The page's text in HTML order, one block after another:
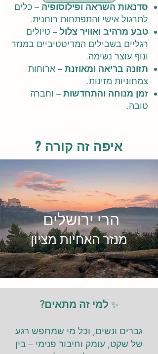
סדנאות השראה ופילוסופיה – כלים
לתרגול אישי והתפתחות רוחנית.
טבע מרהיב ואוויר צלול – טיולים
רגליים בשבילים המדיטטיביים במנזר
ונוף עוצר נשימה.
תזונה בריאה ומאוזנת – ארוחות
צמחוניות מזינות.
זמן מנוחה והתחדשות – וחברה
טובה.
איפה זה קורה ?
הרי ירושלים
מנזר האחיות מציון
✨ למי זה מתאים?
גברים ונשים, וכל מי שמחפש רגע
של שקט, עומק וחיבור פנימי – בין